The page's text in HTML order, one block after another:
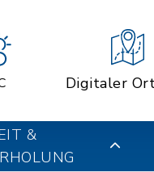
Digitaler
&